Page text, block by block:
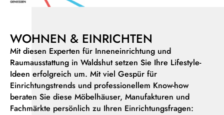
WOHNEN & EINRICHTEN
Mit diesen Experten für Inneneinrichtung und
Raumausstattung in Waldshut setzen Sie Ihre Lifestyle-
Ideen erfolgreich um. Mit viel Gespür für
Einrichtungstrends und professionellem Know-how
beraten Sie diese Möbelhäuser, Manufakturen und
Fachmärkte persönlich zu Ihren Einrichtungsfragen: